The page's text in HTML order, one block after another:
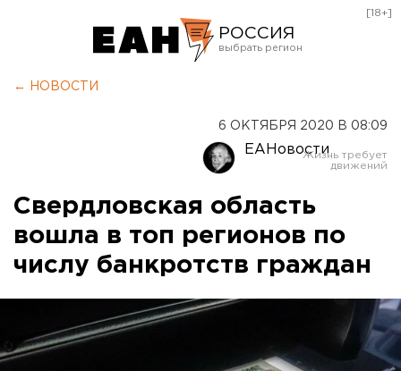
РОССИЯ
Оренбург
[18+]
← НОВОСТИ
6 ОКТЯБРЯ 2020 В 08:09
ЕАНовости
Свердловская область
вошла в топ регионов по
числу банкротств граждан